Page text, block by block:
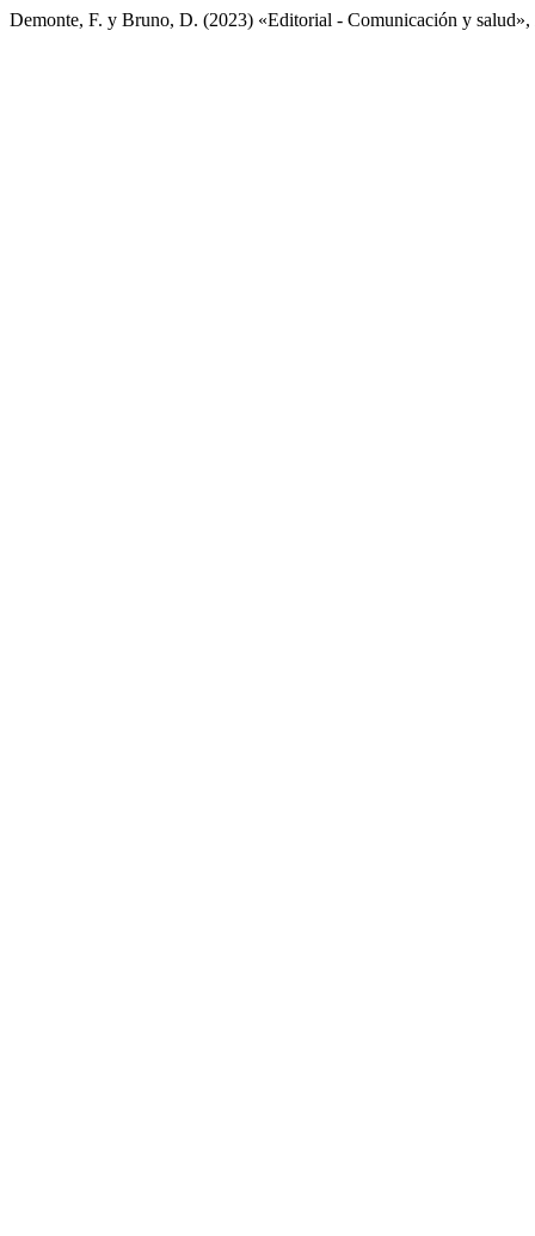
Demonte, F. y Bruno, D. (2023) «Editorial - Comunicación y salud»,